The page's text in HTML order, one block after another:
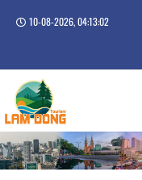
10-08-2026, 04:13:03